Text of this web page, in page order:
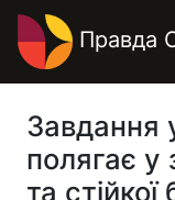
Правда
Завдання
полягає у
та